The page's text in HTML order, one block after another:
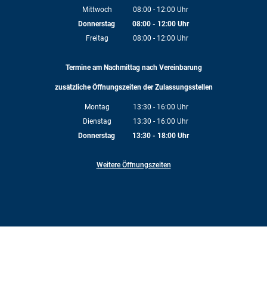
Von 08:00 bis 12:00 Uhr
Mittwoch 08:00 - 12:00 Uhr
Von 08:00 bis 12:00 Uhr
Donnerstag 08:00- 12:00Uhr
Von 08:00 bis 12:00 Uhr
Freitag 08:00 - 12:00 Uhr
Termine am Nachmittag nach Vereinbarung
zusätzliche Öffnungszeiten der Zulassungsstellen
Montag 13:30 - 16:00 Uhr
Von 13:30 bis 16:00 Uhr
Dienstag 13:30 - 16:00 Uhr
Von 13:30 bis 16:00 Uhr
Donnerstag 13:30- 18:00Uhr
Weitere Öffnungszeiten